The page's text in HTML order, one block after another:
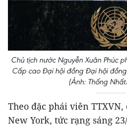
Chủ tịch nước Nguyễn Xuân Phúc
Cấp cao Đại hội đồng Đại hội
(Ảnh: Thống
Theo đặc phái viên
New York, tức rạng sáng